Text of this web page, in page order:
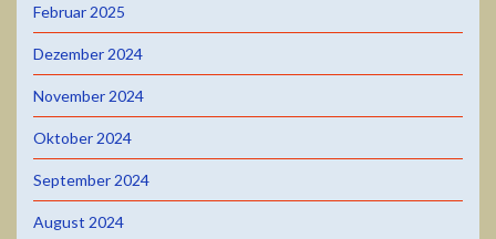
Februar 2025
Dezember 2024
November 2024
Oktober 2024
September 2024
August 2024